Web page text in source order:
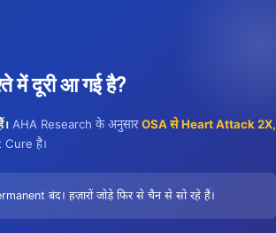
में दूरी आ गई है?
AHA Research के अनुसारOSA से Heart Attack 2X,
Cure है।
बंद। हज़ारों जोड़े फिर से चैन से सो रहे हैं।